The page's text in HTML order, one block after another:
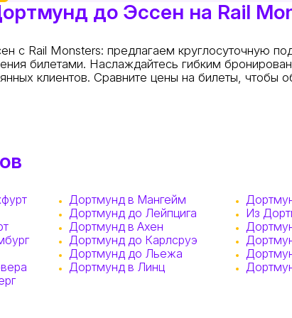
до Эссен на Rail
с Rail Monsters: предлагаем круглосуточную
билетами. Наслаждайтесь гибким
клиентов. Сравните цены на билеты, чтобы
Дортмунд в Мангейм
Дортмунд до Лейпцига
Дортмунд в Ахен
Дортмунд до Карлсруэ
Дортмунд до Льежа
Дортмунд в Линц
Из